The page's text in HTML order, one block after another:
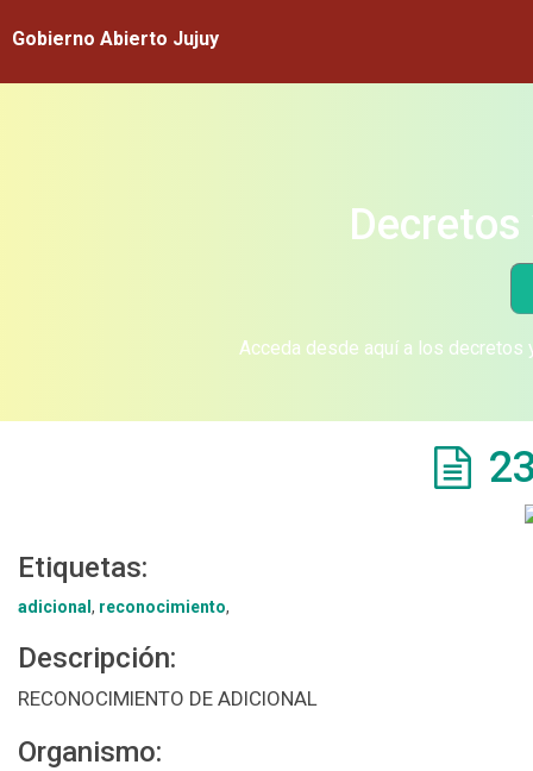
Gobierno Abierto Jujuy
Acceda desde aquí a los
Etiquetas:
adicional , reconocimiento,
Descripción:
RECONOCIMIENTO DE ADICIONAL
Organismo: